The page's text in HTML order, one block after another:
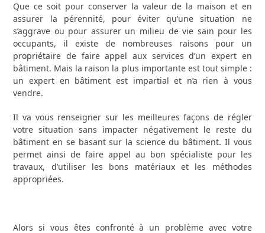
Que ce soit pour conserver la valeur de la maison et en
assurer la pérennité, pour éviter qu’une situation ne
s’aggrave ou pour assurer un milieu de vie sain pour les
occupants, il existe de nombreuses raisons pour un
propriétaire de faire appel aux services d’un expert en
bâtiment. Mais la raison la plus importante est tout simple :
un expert en bâtiment est impartial et n’a rien à vous
vendre.
Il va vous renseigner sur les meilleures façons de régler
votre situation sans impacter négativement le reste du
bâtiment en se basant sur la science du bâtiment. Il vous
permet ainsi de faire appel au bon spécialiste pour les
travaux, d’utiliser les bons matériaux et les méthodes
appropriées.
Alors si vous êtes confronté à un problème avec votre